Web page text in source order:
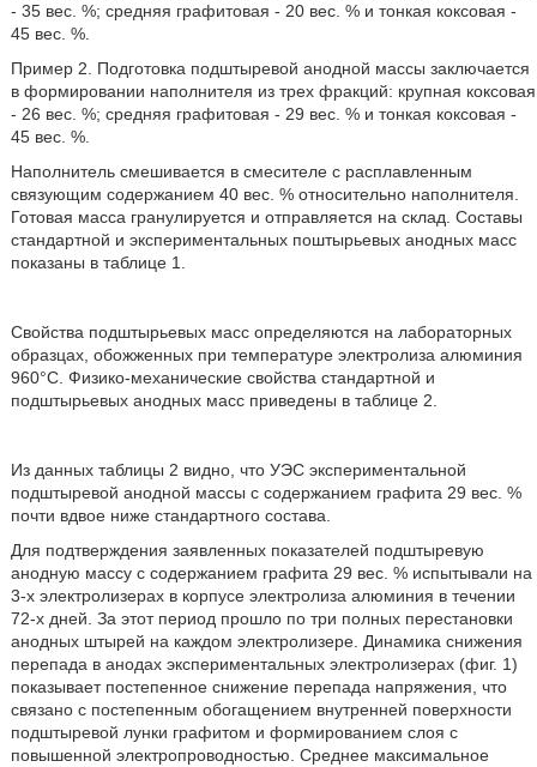
- 35 вес. %; средняя графитовая - 20 вес. % и тонкая коксовая -
45 вес. %.
Пример 2. Подготовка подштыревой анодной массы заключается
в формировании наполнителя из трех фракций: крупная коксовая
- 26 вес. %; средняя графитовая - 29 вес. % и тонкая коксовая -
45 вес. %.
Наполнитель смешивается в смесителе с расплавленным
связующим содержанием 40 вес. % относительно наполнителя.
Готовая масса гранулируется и отправляется на склад. Составы
стандартной и экспериментальных поштырьевых анодных масс
показаны в таблице 1.
Свойства подштырьевых масс определяются на лабораторных
образцах, обожженных при температуре электролиза алюминия
960°С. Физико-механические свойства стандартной и
подштырьевых анодных масс приведены в таблице 2.
Из данных таблицы 2 видно, что УЭС экспериментальной
подштыревой анодной массы с содержанием графита 29 вес. %
почти вдвое ниже стандартного состава.
Для подтверждения заявленных показателей подштыревую
анодную массу с содержанием графита 29 вес. % испытывали на
3-х электролизерах в корпусе электролиза алюминия в течении
72-х дней. За этот период прошло по три полных перестановки
анодных штырей на каждом электролизере. Динамика снижения
перепада в анодах экспериментальных электролизерах (фиг. 1)
показывает постепенное снижение перепада напряжения, что
связано с постепенным обогащением внутренней поверхности
подштыревой лунки графитом и формированием слоя с
повышенной электропроводностью. Среднее максимальное